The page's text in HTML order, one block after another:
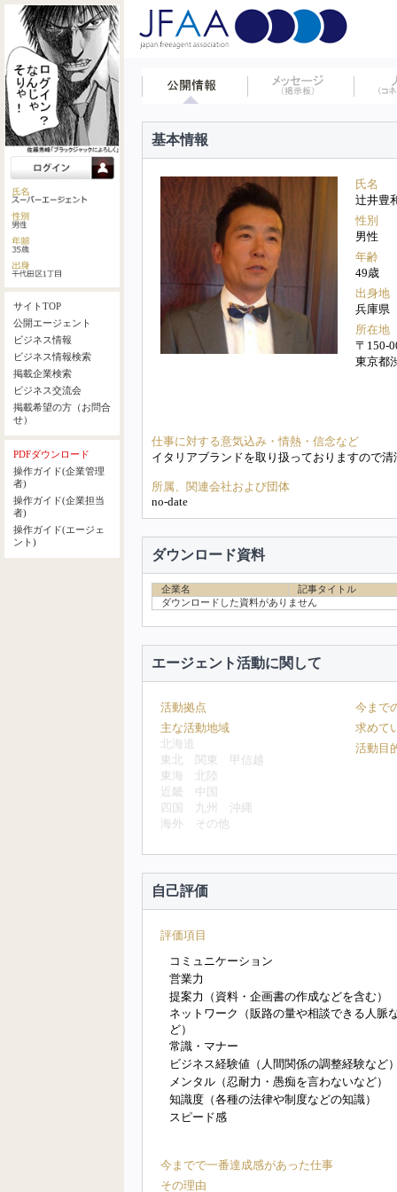
サイトTOP
公開エージェント
ビジネス情報
ビジネス情報検索
掲載企業検索
ビジネス交流会
掲載希望の方（お問合
せ）
PDFダウンロード
操作ガイド(企業管理
者)
操作ガイド(企業担当
者)
操作ガイド(エージェ
ント)
基本情報
氏名
辻井豊
性別
男性
年齢
49歳
出身地
兵庫県
所在地
〒150-
東京都
仕事に対する意気込み・情熱・信念など
イタリアブランドを取り扱っておりますので
所属、関連会社および団体
no-date
ダウンロード資料
企業名
記事タイトル
ダウンロードした資料がありません
エージェント活動に関して
活動拠点
主な活動地域
北海道
東北
関東
甲信越
東海
北陸
近畿
中国
四国
九州
沖縄
海外
その他
今まで
求めて
活動目
自己評価
評価項目
コミュニケーション
営業力
提案力（資料・企画書の作成などを含む）
ネットワーク（販路の量や相談できる人脈
ど）
常識・マナー
ビジネス経験値（人間関係の調整経験など
メンタル（忍耐力・愚痴を言わないなど）
知識度（各種の法律や制度などの知識）
スピード感
今までで一番達成感があった仕事
その理由